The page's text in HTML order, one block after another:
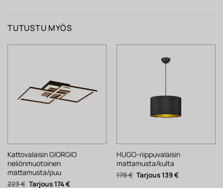
TUTUSTU MYÖS
Kattovalaisin GIORGIO
neliönmuotoinen
mattamusta/puu
223€ Alkuperäinen
174€Nykyinen
HUGO-riippuvalaisin
mattamusta/kulta
178€ Alkuperäinen
hinta
139€Nykyinen